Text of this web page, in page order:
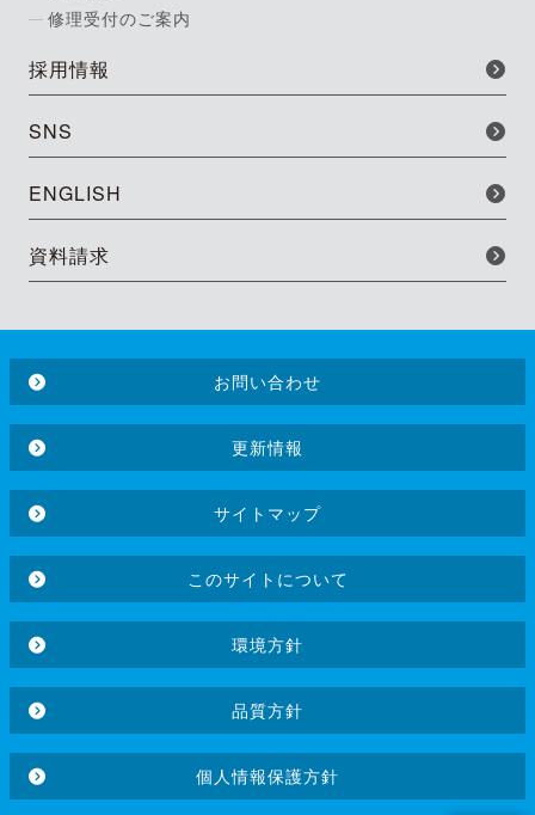
修理受付のご案内
採用情報
SNS
ENGLISH
資料請求
お問い合わせ
更新情報
サイトマップ
このサイトについて
環境方針
品質方針
個人情報保護方針